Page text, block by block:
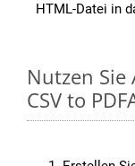
HTML-Datei in
Nutzen Sie
CSV to